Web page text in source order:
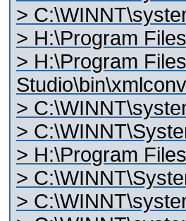
>
> H:\Program
> H:\Program
>
>
> H:\Program
>
>